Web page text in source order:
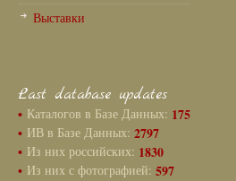
Выставки
Last database updates
• Каталогов в Базе Данных: 175
• ИВ в Базе Данных: 2797
• Из них российских: 1830
• Из них с фотографией: 597